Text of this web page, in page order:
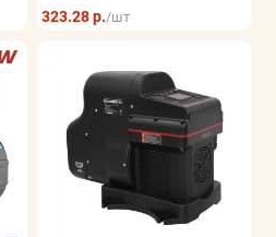
323.28 р./шт